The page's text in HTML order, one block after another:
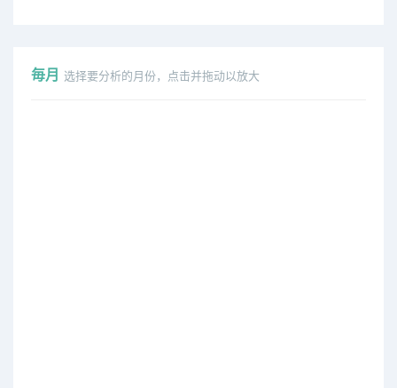
毎月 选择要分析的月份，点击并拖动以放大